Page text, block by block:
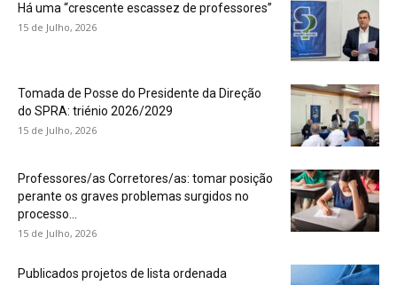
Há uma “crescente escassez de professores”
15 de Julho, 2026
Tomada de Posse do Presidente da Direção
do SPRA: triénio 2026/2029
15 de Julho, 2026
Professores/as Corretores/as: tomar posição
perante os graves problemas surgidos no
processo...
15 de Julho, 2026
Publicados projetos de lista ordenada